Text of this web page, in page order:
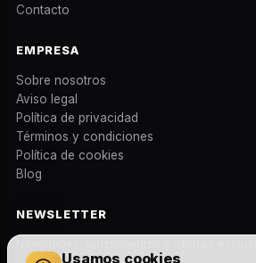
Usamos cookies
Contacto
EMPRESA
Sobre nosotros
Aviso legal
Política de privacidad
Términos y condiciones
Política de cookies
Blog
NEWSLETTER